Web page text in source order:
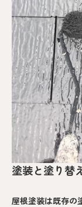
塗装と塗り替
屋根塗装は既存の